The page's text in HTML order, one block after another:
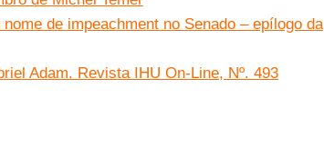
de impeachment no Senado – epílogo da
Adam. Revista IHU On-Line, Nº. 493